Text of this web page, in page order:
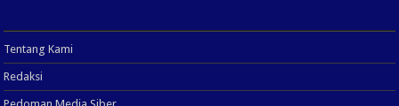
Tentang Kami
Redaksi